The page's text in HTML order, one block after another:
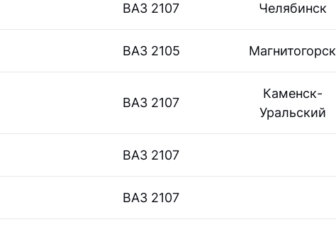
ВАЗ 2107 Челябинск
ВАЗ 2105 Магнитогорск
ВАЗ 2107
Каменск-
Уральский
ВАЗ 2107
ВАЗ 2107